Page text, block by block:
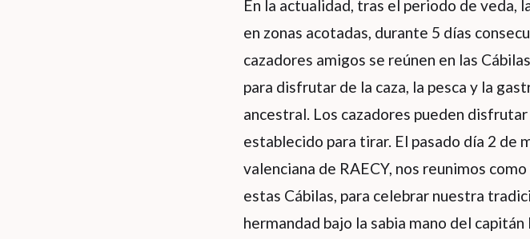
En la actualidad, tras el periodo de veda,
en zonas acotadas, durante 5 días
cazadores amigos se reúnen en las
para disfrutar de la caza, la pesca y la
ancestral. Los cazadores pueden
establecido para tirar. El pasado día 2 de
valenciana de RAECY, nos reunimos
estas Cábilas, para celebrar nuestra
hermandad bajo la sabia mano del